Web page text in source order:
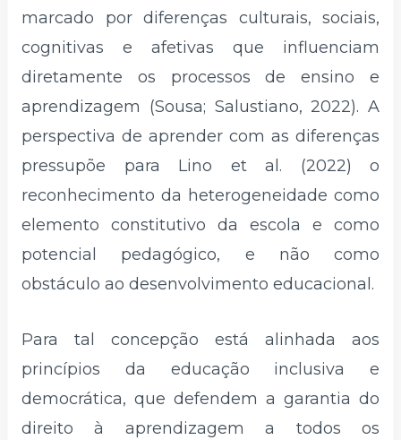
marcado por diferenças culturais, sociais,
cognitivas e afetivas que influenciam
diretamente os processos de ensino e
aprendizagem (Sousa; Salustiano, 2022). A
perspectiva de aprender com as diferenças
pressupõe para Lino et al. (2022) o
reconhecimento da heterogeneidade como
elemento constitutivo da escola e como
potencial pedagógico, e não como
obstáculo ao desenvolvimento educacional.
Para tal concepção está alinhada aos
princípios da educação inclusiva e
democrática, que defendem a garantia do
direito à aprendizagem a todos os